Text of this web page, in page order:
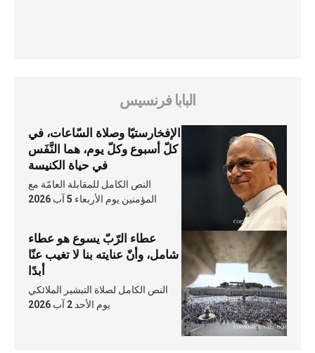
البابا فرنسيس
الإفخارستيّا وصلاة السّاعات، في
كلّ أسبوع وكلّ يوم، هما النَّفَس
في حياة الكنيسة
النص الكامل للمقابلة العامّة مع
المؤمنين يوم الأربعاء 5 آب 2026
عطاء الرّبّ يسوع هو عطاء
شامل، وأنّ عنايته بنا لا تغيب عنّا
أبدًا
النص الكامل لصلاة التبشير الملائكي
يوم الأحد 2 آب 2026